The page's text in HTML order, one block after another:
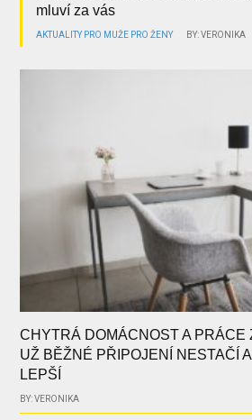
mluví za vás
AKTUALITY PRO MUŽE PRO ŽENY BY: VERONIKA
CHYTRÁ DOMÁCNOST A PRÁCE
UŽ BĚŽNÉ PŘIPOJENÍ NESTAČÍ
LEPŠÍ
BY: VERONIKA